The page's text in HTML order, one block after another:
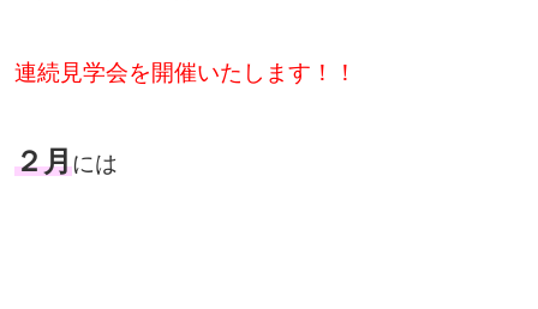
連続見学会を開催いたします！！
２月には